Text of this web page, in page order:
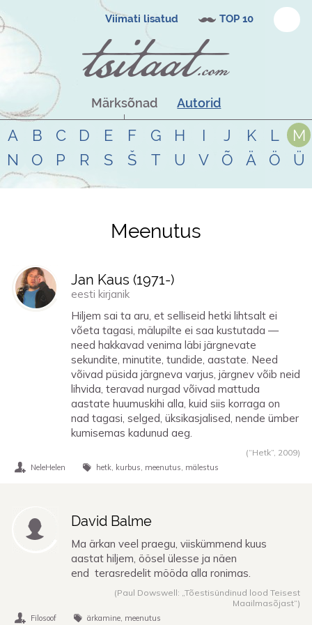
Viimati lisatud TOP 10
Märksõnad Autorid
A B C D E F G H I J K L
M
N
O P R S Š T U V Õ Ä Ö Ü
Tsitaadid teemalmeenutus
Meenutus
Jan Kaus (1971-)
eesti kirjanik
Hiljem sai ta aru, et selliseid hetki lihtsalt ei
võeta tagasi, mälupilte ei saa kustutada —
need hakkavad venima läbi järgnevate
sekundite, minutite, tundide, aastate. Need
võivad püsida järgneva varjus, järgnev võib neid
lihvida, teravad nurgad võivad mattuda
aastate huumuskihi alla, kuid siis korraga on
nad tagasi, selged, üksikasjalised, nende ümber
kumisemas kadunud aeg.
(“Hetk”, 2009)
NeleHelen hetk kurbus meenutus mälestus
David Balme
Ma ärkan veel praegu, viiskümmend kuus
aastat hiljem, öösel ülesse ja näen
end terasredelit mööda alla ronimas.
(Paul Dowswell: „Tõestisündinud lood Teisest
Maailmasõjast“)
Filosoof ärkamine meenutus